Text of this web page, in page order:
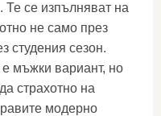
Те се изпълняват на
не само през
студения сезон.
е мъжки вариант, но
страхотно на
модерно